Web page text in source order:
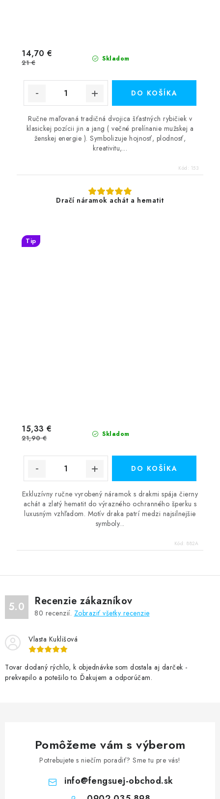
Skladom
14,70 €
21 €
DO KOŠÍKA
Ručne maľovaná tradičná dvojica šťastných rybičiek v
klasickej pozícii jin a jang ( večné prelínanie mužskej a
ženskej energie ). Symbolizuje hojnosť, plodnosť,
kreativitu,...
Kód: 153
Dračí náramok achát a hematit
Tip
Skladom
15,33 €
21,90 €
DO KOŠÍKA
Exkluzívny ručne vyrobený náramok s drakmi spája čierny
achát a zlatý hematit do výrazného ochranného šperku s
luxusným vzhľadom. Motív draka patrí medzi najsilnejšie
symboly...
Kód: 882A
5.0 Recenzie zákazníkov
80 recenzií. Zobraziť všetky recenzie
Vlasta Kuklišová
Tovar dodaný rýchlo, k objednávke som dostala aj darček -
prekvapilo a potešilo to. Ďakujem a odporúčam.
Pomôžeme vám s výberom
Potrebujete s niečím poradiť? Sme tu pre vás!
info@fengsuej-obchod.sk